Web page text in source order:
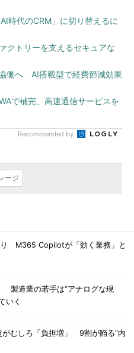
時代のCRM」に切り替えるに
クトリーを支えるセキュアな
働へ AI搭載型で経費節減効果
で補完、高速通信サービスを
Recommended by
ージ
M365 Copilotが「効く業務」と
製造業の若手は“アナログな現
いく
がむしろ「負担増」 9割が陥る“内